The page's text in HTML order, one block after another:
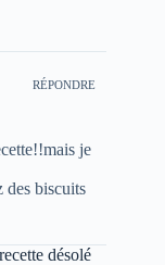
RÉPONDRE
je
des biscuits
désolé